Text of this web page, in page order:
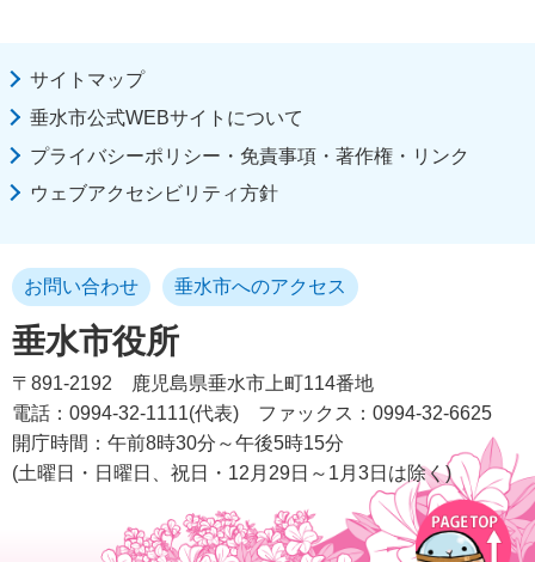
サイトマップ
垂水市公式WEBサイトについて
プライバシーポリシー・免責事項・著作権・リンク
ウェブアクセシビリティ方針
垂水市役所
お問い合わせ 垂水市へのアクセス
〒891-2192
鹿児島県垂水市上町114番地
電話：0994-32-1111(代表)
ファックス：0994-32-6625
開庁時間：午前8時30分～午後5時15分
(土曜日・日曜日、祝日・12月29日～1月3日は除く)